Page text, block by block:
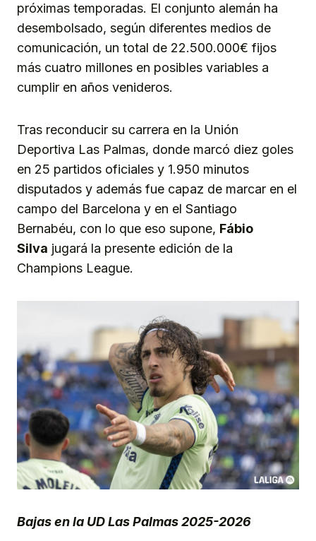
próximas temporadas. El conjunto alemán ha
desembolsado, según diferentes medios de
comunicación, un total de 22.500.000€ fijos
más cuatro millones en posibles variables a
cumplir en años venideros.
Tras reconducir su carrera en la Unión
Deportiva Las Palmas, donde marcó diez goles
en 25 partidos oficiales y 1.950 minutos
disputados y además fue capaz de marcar en el
campo del Barcelona y en el Santiago
Bernabéu, con lo que eso supone, Fábio
Silva jugará la presente edición de la
Champions League.
Bajas en la UD Las Palmas 2025-2026